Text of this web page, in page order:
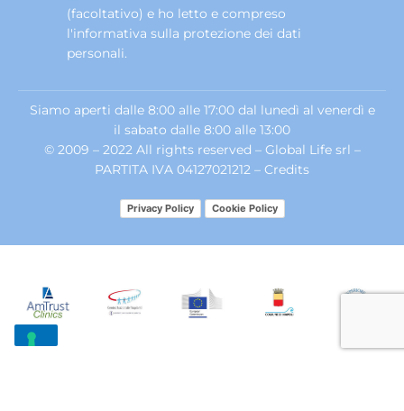
(facoltativo) e ho letto e compreso
l'informativa sulla protezione dei dati
personali.
Siamo aperti dalle 8:00 alle 17:00 dal lunedì al venerdì e
il sabato dalle 8:00 alle 13:00
© 2009 – 2022 All rights reserved – Global Life srl –
PARTITA IVA 04127021212 – Credits
Privacy Policy Cookie Policy